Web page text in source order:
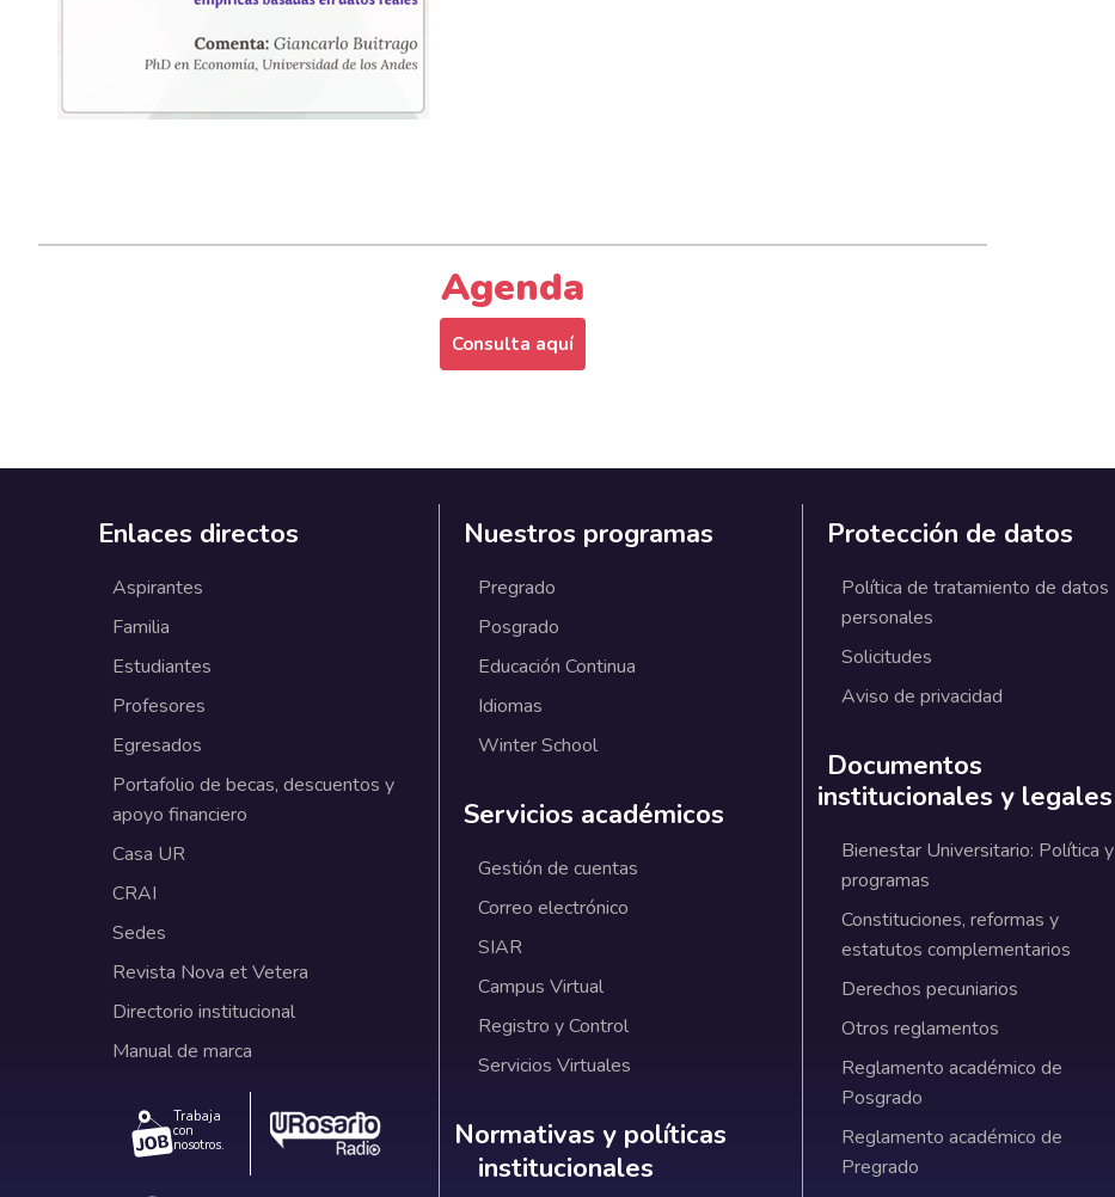
Agenda
Consulta aquí
Enlaces directos
Aspirantes
Familia
Estudiantes
Profesores
Egresados
Portafolio de becas, descuentos y
apoyo financiero
Casa UR
CRAI
Sedes
Revista Nova et Vetera
Directorio institucional
Manual de marca
Trabaja
con
nosotros.
Nuestros programas
Pregrado
Posgrado
Educación Continua
Idiomas
Winter School
Servicios académicos
Gestión de cuentas
Correo electrónico
SIAR
Campus Virtual
Registro y Control
Servicios Virtuales
Normativas y políticas institucionales
Normativas y políticas
institucionales
Protección de datos
Política de tratamiento de datos
personales
Solicitudes
Aviso de privacidad
Documentos
institucionales y legales
Bienestar Universitario: Política y
programas
Constituciones, reformas y
estatutos complementarios
Derechos pecuniarios
Otros reglamentos
Reglamento académico de
Posgrado
Reglamento académico de
Pregrado